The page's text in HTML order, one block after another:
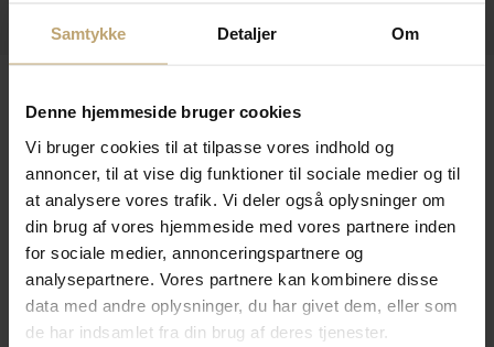
Samtykke Detaljer Om
Denne hjemmeside bruger cookies
Vi bruger cookies til at tilpasse vores indhold og
annoncer, til at vise dig funktioner til sociale medier og til
at analysere vores trafik. Vi deler også oplysninger om
din brug af vores hjemmeside med vores partnere inden
for sociale medier, annonceringspartnere og
analysepartnere. Vores partnere kan kombinere disse
data med andre oplysninger, du har givet dem, eller som
de har indsamlet fra din brug af deres tjenester.
Betalingsmuligheder
Sikker Og Tryg E-Handel